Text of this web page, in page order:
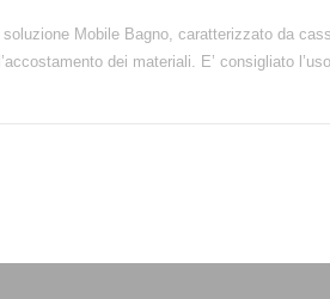
soluzione Mobile Bagno, caratterizzato da
dei materiali. E’ consigliato